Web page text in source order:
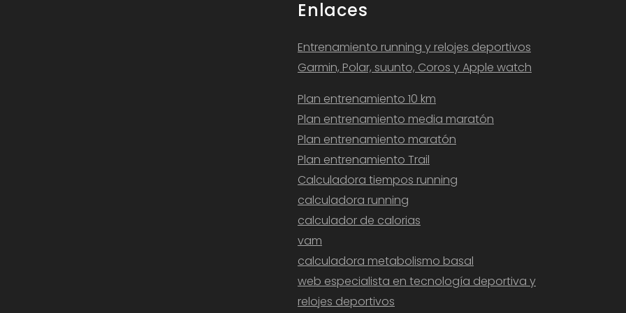
Enlaces
Entrenamiento running y relojes deportivos
Garmin, Polar, suunto, Coros y Apple watch
Plan entrenamiento 10 km
Plan entrenamiento media maratón
Plan entrenamiento maratón
Plan entrenamiento Trail
Calculadora tiempos running
calculadora running
calculador de calorias
vam
calculadora metabolismo basal
web especialista en tecnología deportiva y
relojes deportivos